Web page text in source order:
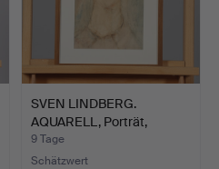
SVEN LINDBERG.
AQUARELL, Porträt,
signiert.
9 Tage
Schätzwert